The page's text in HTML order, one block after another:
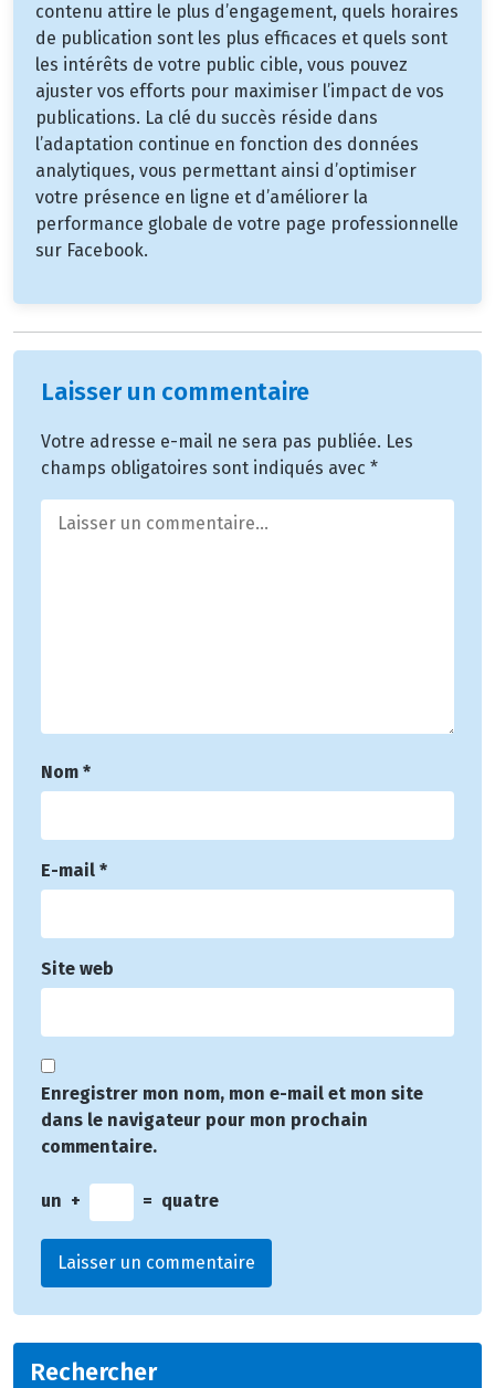
contenu attire le plus d’engagement, quels horaires
de publication sont les plus efficaces et quels sont
les intérêts de votre public cible, vous pouvez
ajuster vos efforts pour maximiser l’impact de vos
publications. La clé du succès réside dans
l’adaptation continue en fonction des données
analytiques, vous permettant ainsi d’optimiser
votre présence en ligne et d’améliorer la
performance globale de votre page professionnelle
sur Facebook.
Laisser un commentaire
Votre adresse e-mail ne sera pas publiée. Les
champs obligatoires sont indiqués avec *
Nom *
E-mail *
Site web
Enregistrer mon nom, mon e-mail et mon site
dans le navigateur pour mon prochain
commentaire.
un + = quatre
Rechercher